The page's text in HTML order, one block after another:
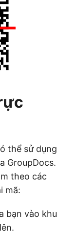
thể sử dụng
GroupDocs.
theo các
mã:
bạn vào khu